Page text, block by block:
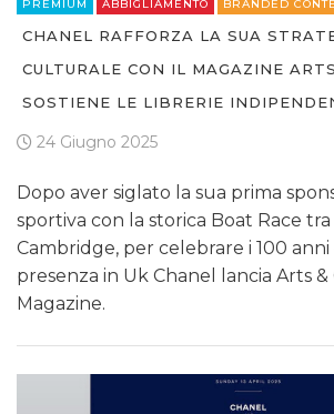
PREMIUM ABBIGLIAMENTO BRANDED
CHANEL RAFFORZA LA SUA
CULTURALE CON IL MAGAZINE
SOSTIENE LE LIBRERIE
24 Giugno 2025
Dopo aver siglato la sua prima
sportiva con la storica Boat Race
Cambridge, per celebrare i 100
presenza in Uk Chanel lancia Arts
Magazine.